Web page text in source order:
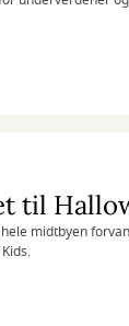
til
midtbyen